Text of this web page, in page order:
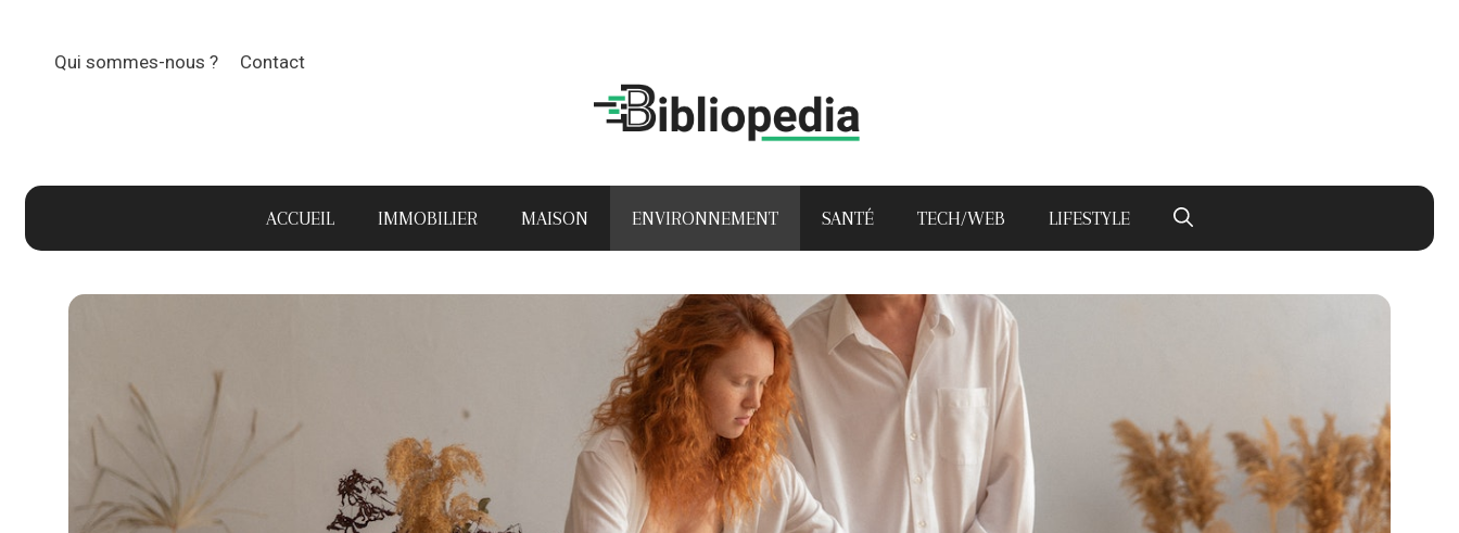
contenuQui sommes-nous ? Contact
ACCUEIL IMMOBILIER MAISON ENVIRONNEMENT SANTÉ TECH/WEB LIFESTYLE